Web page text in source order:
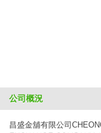
公司概況
昌盛金舖有限公司